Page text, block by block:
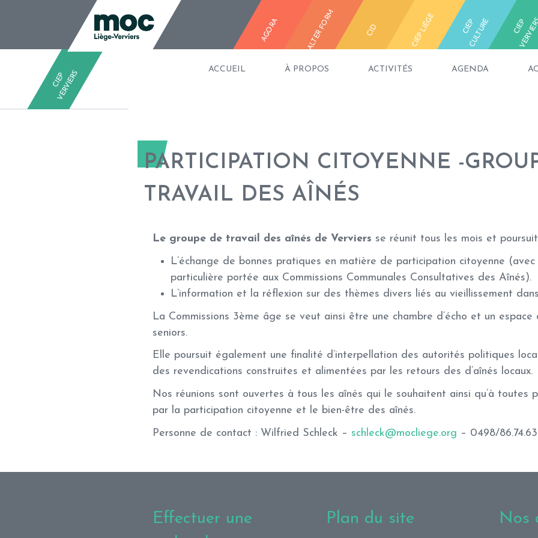
CIEP-VERVIERS
AGORA ALTER FORM CID CIEP LIÈGE C
I
E
P
C
U
L
T
U
RE C
I
E
P
V
E
R
V
I
E
RS
C
I
E
P
V
E
R
V
I
E
R
S ACCUEIL À PROPOS ACTIVITÉS AGENDA
PARTICIPATION CITOYENNE -
TRAVAIL DES AÎNÉS
Le groupe de travail des aînés de Verviers se réunit tous les mois et
L’échange de bonnes pratiques en matière de participation citoyenne
particulière portée aux Commissions Communales Consultatives des Aînés).
L’information et la réflexion sur des thèmes divers liés au vieillissement
La Commissions 3ème âge se veut ainsi être une chambre d’écho et un espace
seniors.
Elle poursuit également une finalité d’interpellation des autorités politiques
des revendications construites et alimentées par les retours des d’aînés locaux.
Nos réunions sont ouvertes à tous les aînés qui le souhaitent ainsi qu’à toutes
par la participation citoyenne et le bien-être des aînés.
Personne de contact : Wilfried Schleck – schleck@mocliege.org – 0498/86.74.63
Effectuer une
Plan du site Nos